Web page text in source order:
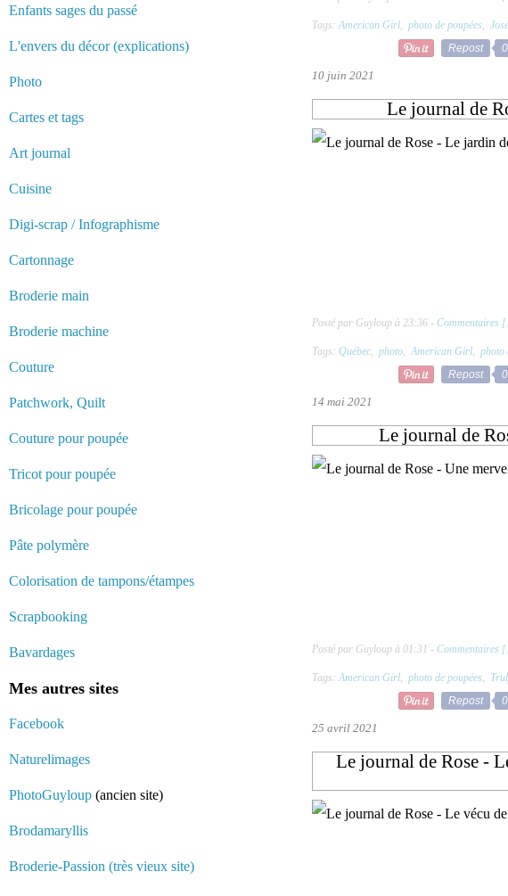
Enfants sages du passé
L'envers du décor (explications)
Photo
Cartes et tags
Art journal
Cuisine
Digi-scrap / Infographisme
Cartonnage
Broderie main
Broderie machine
Couture
Patchwork, Quilt
Couture pour poupée
Tricot pour poupée
Bricolage pour poupée
Pâte polymère
Colorisation de tampons/étampes
Scrapbooking
Bavardages
Mes autres sites
Facebook
Naturelimages
PhotoGuyloup (ancien site)
Brodamaryllis
Broderie-Passion (très vieux site)
Tags: American Girl, photo de poupées,
Repost
0
10 juin 2021
Le journal de
Posté par Guyloup à 23:36 - Commentaires [
Tags: Québec, photo, American Girl, photo
Repost
0
14 mai 2021
Le journal de
Posté par Guyloup à 01:31 - Commentaires [
Tags: American Girl, photo de poupées,
Repost
0
25 avril 2021
Le journal de Rose -